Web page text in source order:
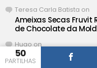
50
PARTILHAS
Teresa Carla Batista on
Ameixas Secas Fruvit
de Chocolate da
Hugoon
Salada Cremosa de
Maionese